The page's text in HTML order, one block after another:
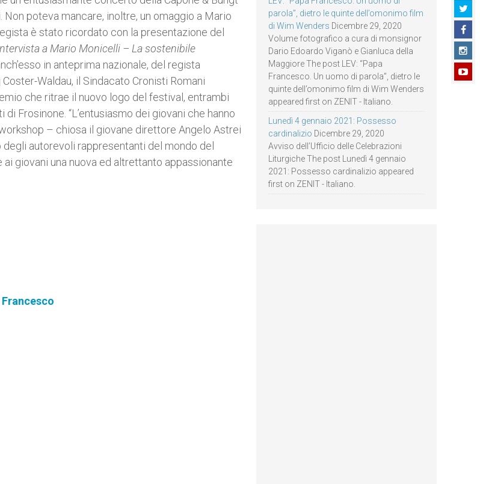
poteva mancare, inoltre, un omaggio a Mario
è stato ricordato con la presentazione del
a Mario Monicelli – La sostenibile
in anteprima nazionale, del regista
Waldau, il Sindacato Cronisti Romani
che ritrae il nuovo logo del festival, entrambi
Frosinone. “L’entusiasmo dei giovani che hanno
– chiosa il giovane direttore Angelo Astrei
autorevoli rappresentanti del mondo del
giovani una nuova ed altrettanto appassionante
parola”, dietro le quinte dell’omonimo film
di Wim Wenders Dicembre 29, 2020
Volume fotografico a cura di monsignor
Dario Edoardo Viganò e Gianluca della
Maggiore The post LEV: “Papa
Francesco. Un uomo di parola”, dietro le
quinte dell’omonimo film di Wim Wenders
appeared first on ZENIT - Italiano.
Lunedì 4 gennaio 2021: Possesso
cardinalizio Dicembre 29, 2020
Avviso dell’Ufficio delle Celebrazioni
Liturgiche The post Lunedì 4 gennaio
2021: Possesso cardinalizio appeared
first on ZENIT - Italiano.